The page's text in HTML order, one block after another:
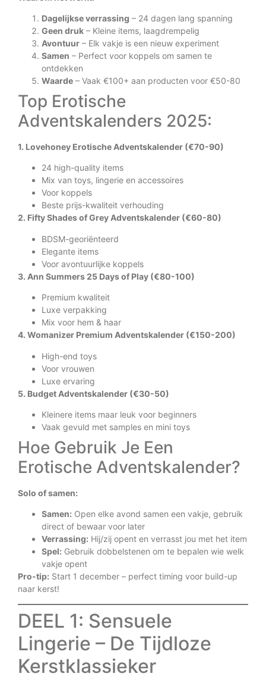
Dagelijkse verrassing – 24 dagen lang spanning
Geen druk – Kleine items, laagdrempelig
Avontuur – Elk vakje is een nieuw experiment
Samen – Perfect voor koppels om samen te
ontdekken
Waarde – Vaak €100+ aan producten voor €50-80
Top Erotische
Adventskalenders 2025:
1. Lovehoney Erotische Adventskalender (€70-90)
24 high-quality items
Mix van toys, lingerie en accessoires
Voor koppels
Beste prijs-kwaliteit verhouding
2. Fifty Shades of Grey Adventskalender (€60-80)
BDSM-georiënteerd
Elegante items
Voor avontuurlijke koppels
3. Ann Summers 25 Days of Play (€80-100)
Premium kwaliteit
Luxe verpakking
Mix voor hem & haar
4. Womanizer Premium Adventskalender (€150-200)
High-end toys
Voor vrouwen
Luxe ervaring
5. Budget Adventskalender (€30-50)
Kleinere items maar leuk voor beginners
Vaak gevuld met samples en mini toys
Hoe Gebruik Je Een
Erotische Adventskalender?
Solo of samen:
Samen: Open elke avond samen een vakje, gebruik
direct of bewaar voor later
Verrassing: Hij/zij opent en verrasst jou met het item
Spel: Gebruik dobbelstenen om te bepalen wie welk
vakje opent
Pro-tip: Start 1 december – perfect timing voor build-up
naar kerst!
DEEL 1: Sensuele
Lingerie – De Tijdloze
Kerstklassieker